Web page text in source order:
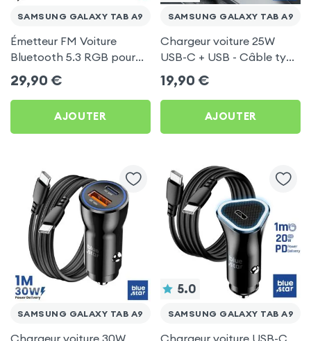
SAMSUNG GALAXY TAB A9
Émetteur FM Voiture
Bluetooth 5.3 RGB pour
Samsung Galaxy Tab A9
29,90 €
AJOUTER
SAMSUNG GALAXY TAB A9
Chargeur voiture 25W
USB-C + USB - Câble type
C 60W Blue Star pour
Samsung Galaxy Tab A9
19,90 €
AJOUTER
SAMSUNG GALAXY TAB A9
Chargeur voiture 30W
5.0
SAMSUNG GALAXY TAB A9
Chargeur voiture USB-C